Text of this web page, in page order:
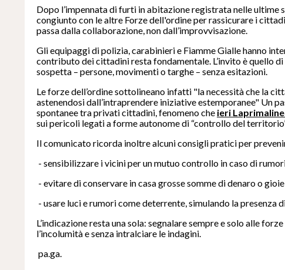
Dopo l’impennata di furti in abitazione registrata nelle
congiunto con le altre Forze dell'ordine per rassicurare i
passa dalla collaborazione, non dall’improvvisazione.
Gli equipaggi di polizia, carabinieri e Fiamme Gialle hanno
contributo dei cittadini resta fondamentale. L’invito è quello
sospetta – persone, movimenti o targhe – senza esitazioni.
Le forze dell’ordine sottolineano infatti "la necessità che la
astenendosi dall’intraprendere iniziative estemporanee" Un
spontanee tra privati cittadini, fenomeno che ieri
sui pericoli legati a forme autonome di “controllo del
Il comunicato ricorda inoltre alcuni consigli pratici per
- sensibilizzare i vicini per un mutuo controllo in caso di
- evitare di conservare in casa grosse somme di denaro o
- usare luci e rumori come deterrente, simulando la presenza
L’indicazione resta una sola: segnalare sempre e solo alle
l’incolumità e senza intralciare le indagini.
pa.ga.